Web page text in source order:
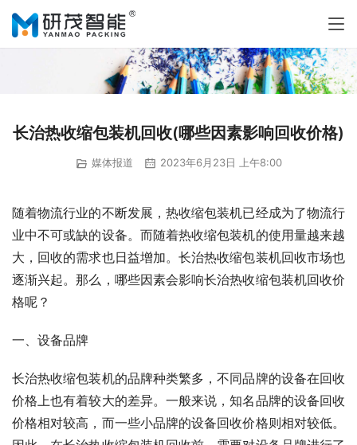
长治热收缩包装机回收(哪些因素影响回收价格)
媒体报道 2023年6月23日 上午8:00
随着物流行业的不断发展，热收缩包装机已经成为了物流行
业中不可或缺的设备。而随着热收缩包装机的使用量越来越
大，回收的需求也日益增加。长治热收缩包装机回收市场也
逐渐兴起。那么，哪些因素会影响长治热收缩包装机回收价
格呢？
一、设备品牌
长治热收缩包装机的品牌种类繁多，不同品牌的设备在回收
价格上也有着较大的差异。一般来说，知名品牌的设备回收
价格相对较高，而一些小品牌的设备回收价格则相对较低。